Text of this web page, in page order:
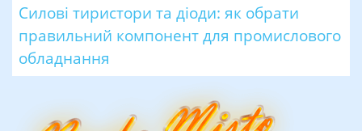
Силові тиристори та діоди: як обрати
правильний компонент для промислового
обладнання